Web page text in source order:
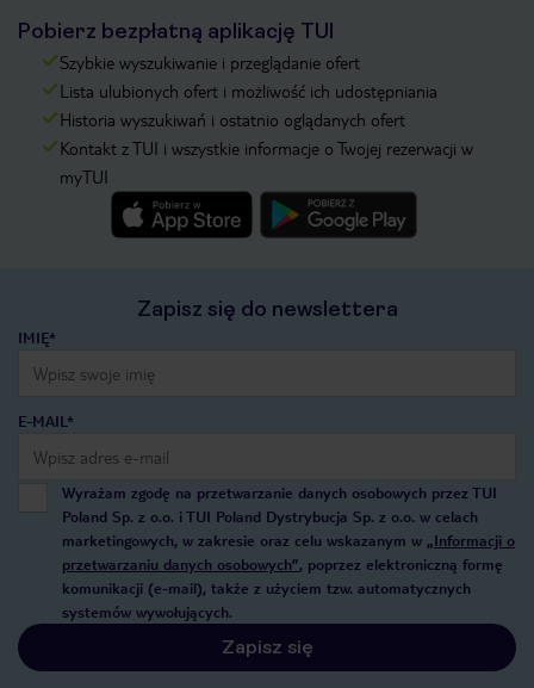
Pobierz bezpłatną aplikację TUI
Szybkie wyszukiwanie i przeglądanie ofert
Lista ulubionych ofert i możliwość ich udostępniania
Historia wyszukiwań i ostatnio oglądanych ofert
Kontakt z TUI i wszystkie informacje o Twojej rezerwacji w
myTUI
Zapisz się do newslettera
IMIĘ*
E-MAIL*
Wyrażam zgodę na przetwarzanie danych osobowych przez TUI
Poland Sp. z o.o. i TUI Poland Dystrybucja Sp. z o.o. w celach
marketingowych, w zakresie oraz celu wskazanym w „Informacji o
przetwarzaniu danych osobowych”, poprzez elektroniczną formę
komunikacji (e-mail), także z użyciem tzw. automatycznych
systemów wywołujących.
Zapisz się